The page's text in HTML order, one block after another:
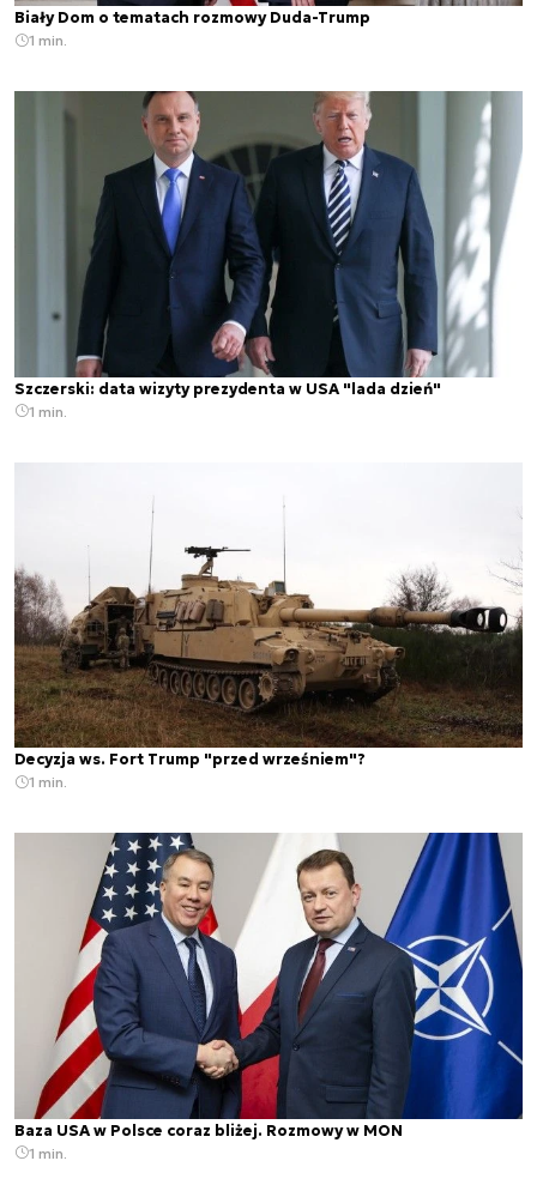
Biały Dom o tematach rozmowy Duda-Trump
1 min.
Szczerski: data wizyty prezydenta w USA "lada dzień"
1 min.
Decyzja ws. Fort Trump "przed wrześniem"?
1 min.
Baza USA w Polsce coraz bliżej. Rozmowy w MON
1 min.